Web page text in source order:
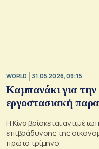
WORLD 31.05.2026, 09:15
Καμπανάκι για
εργοστασιακή
Η Κίνα βρίσκεται
επιβράδυνσης της
πρώτο τρίμηνο